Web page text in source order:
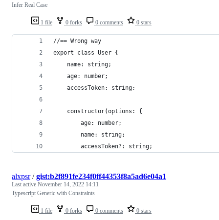
1 file 0 forks 0 comments 0 stars
Infer Real Case
//== Wrong way
export class User {
    name: string;
    age: number;
    accessToken: string;
    constructor(options: {
        age: number;
        name: string;
        accessToken?: string;
1 file 0 forks 0 comments 0 stars
alxpsr/gist:b2f891fe234f0ff44353f8a5ad6e04a1
Last active November 14, 2022 14:11
Typescript Generic with Constraints